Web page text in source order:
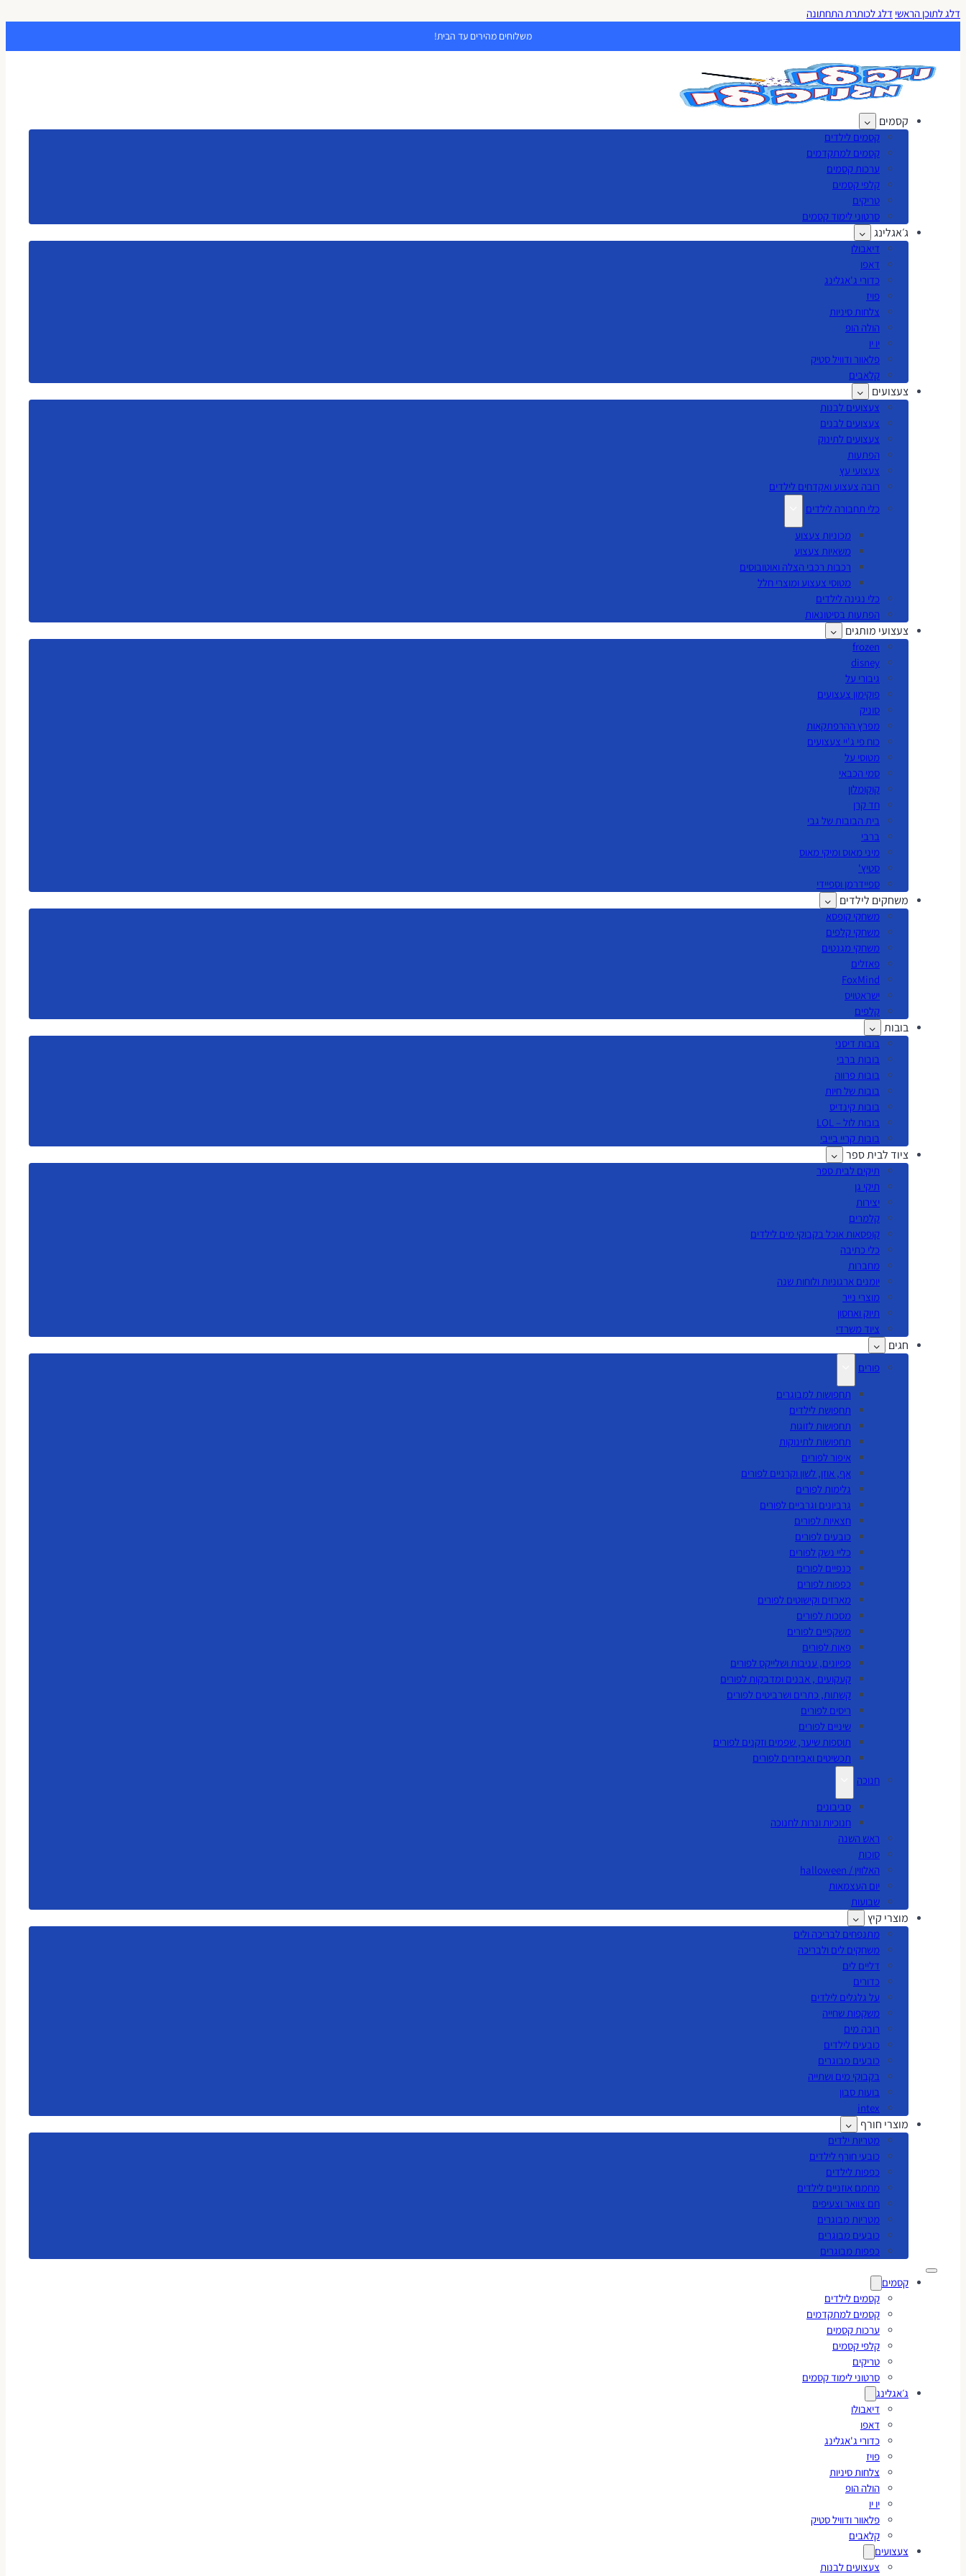
דלג לתוכן הראשי דלג לכותרת התחתונה
משלוחים מהירים עד הבית!
קסמים
קסמים לילדים
קסמים למתקדמים
ערכות קסמים
קלפי קסמים
טריקים
סרטוני לימוד קסמים
ג׳אגלינג
דיאבולו
דאפו
כדורי ג'אגלינג
פויז
צלחות סיניות
הולה הופ
יו יו
פלאוור ודוויל סטיק
קלאבים
צעצועים
צעצועים לבנות
צעצועים לבנים
צעצועים לתינוק
הפתעות
צעצועי עץ
רובה צעצוע ואקדחים לילדים
כלי תחבורה לילדים
מכוניות צעצוע
משאיות צעצוע
רכבות רכבי הצלה ואוטובוסים
מטוסי צעצוע ומוצרי חלל
כלי נגינה לילדים
הפתעות בסיטונאות
צעצועי מותגים
frozen
disney
גיבורי על
פוקימון צעצועים
סוניק
מפרץ ההרפתקאות
כוח פי ג'יי צעצועים
מטוסי על
סמי הכבאי
קוקומלון
חד קרן
בית הבובות של גבי
ברבי
מיני מאוס ומיקי מאוס
סטיץ'
ספיידרמן וספיידי
משחקים לילדים
משחקי קופסא
משחקי קלפים
משחקי מגנטים
פאזלים
FoxMind
ישראטויס
קלפים
בובות
בובות דיסני
בובות ברבי
בובות פרווה
בובות של חיות
בובות קינדיס
בובות לול – LOL
בובות קריי בייבי
ציוד לבית ספר
תיקים לבית ספר
תיקי גן
יצירות
קלמרים
קופסאות אוכל בקבוקי מים לילדים
כלי כתיבה
מחברות
יומנים ארגוניות ולוחות שנה
מוצרי נייר
תיוק ואחסון
ציוד משרדי
חגים
פורים
תחפושות למבוגרים
תחפושת לילדים
תחפושות לזוגות
תחפושות לתינוקות
איפור לפורים
אף, אוזן, לשון וקרניים לפורים
גלימות לפורים
גרביונים וגרביים לפורים
חצאיות לפורים
כובעים לפורים
כליי נשק לפורים
כנפיים לפורים
כפפות לפורים
מארזים וקישוטים לפורים
מסכות לפורים
משקפיים לפורים
פאות לפורים
פפיונים, עניבות ושלייקס לפורים
קעקועים , אבנים ומדבקות לפורים
קשתות, כתרים ושרביטים לפורים
ריסים לפורים
שיניים לפורים
תוספות שיער, שפמים וזקנים לפורים
תכשיטים ואביזרים לפורים
חנוכה
סביבונים
חנוכיות ונרות לחנוכה
ראש השנה
סוכות
האלווין / halloween
יום העצמאות
שבועות
מוצרי קיץ
מתנפחים לבריכה ולים
משחקים לים ולבריכה
דליים לים
כדורים
על גלגלים לילדים
משקפות שחייה
רובה מים
כובעים לילדים
כובעים מבוגרים
בקבוקי מים ושתייה
בועות סבון
intex
מוצרי חורף
מטריות ילדים
כובעי חורף לילדים
כפפות לילדים
מחמם אוזניים לילדים
חם צוואר וצעיפים
מטריות מבוגרים
כובעים מבוגרים
כפפות מבוגרים
קסמים
קסמים לילדים
קסמים למתקדמים
ערכות קסמים
קלפי קסמים
טריקים
סרטוני לימוד קסמים
ג׳אגלינג
דיאבולו
דאפו
כדורי ג'אגלינג
פויז
צלחות סיניות
הולה הופ
יו יו
פלאוור ודוויל סטיק
קלאבים
צעצועים
צעצועים לבנות